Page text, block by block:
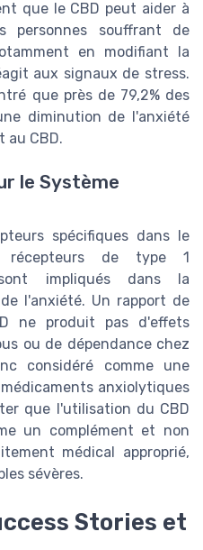
que le CBD peut aider à
personnes souffrant de
en modifiant la
aux signaux de stress.
que près de 79,2% des
diminution de l'anxiété
au CBD.
le Système
spécifiques dans le
de type 1
impliqués dans la
l'anxiété. Un rapport de
ne produit pas d'effets
ou de dépendance chez
considéré comme une
anxiolytiques
que l'utilisation du CBD
un complément et non
médical approprié,
sévères.
Stories et